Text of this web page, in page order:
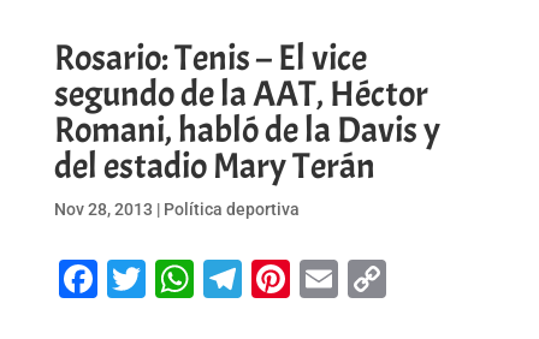
Rosario: Tenis – El vice
segundo de la AAT, Héctor
Romani, habló de la Davis y
del estadio Mary Terán
Nov 28, 2013 | Política deportiva
Facebook
Twitter
WhatsApp
Telegram
Pinterest
EmailCopy